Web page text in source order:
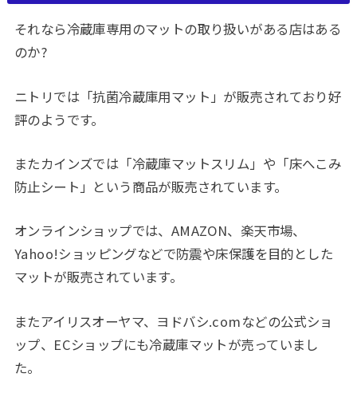
それなら冷蔵庫専用のマットの取り扱いがある店はある
のか?
ニトリでは「抗菌冷蔵庫用マット」が販売されており好
評のようです。
またカインズでは「冷蔵庫マットスリム」や「床へこみ
防止シート」という商品が販売されています。
オンラインショップでは、AMAZON、楽天市場、
Yahoo!ショッピングなどで防震や床保護を目的とした
マットが販売されています。
またアイリスオーヤマ、ヨドバシ.comなどの公式ショ
ップ、ECショップにも冷蔵庫マットが売っていまし
た。